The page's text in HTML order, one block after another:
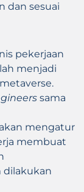
dan sesuai
pekerjaan
menjadi
sama
akan mengatur
membuat
dilakukan